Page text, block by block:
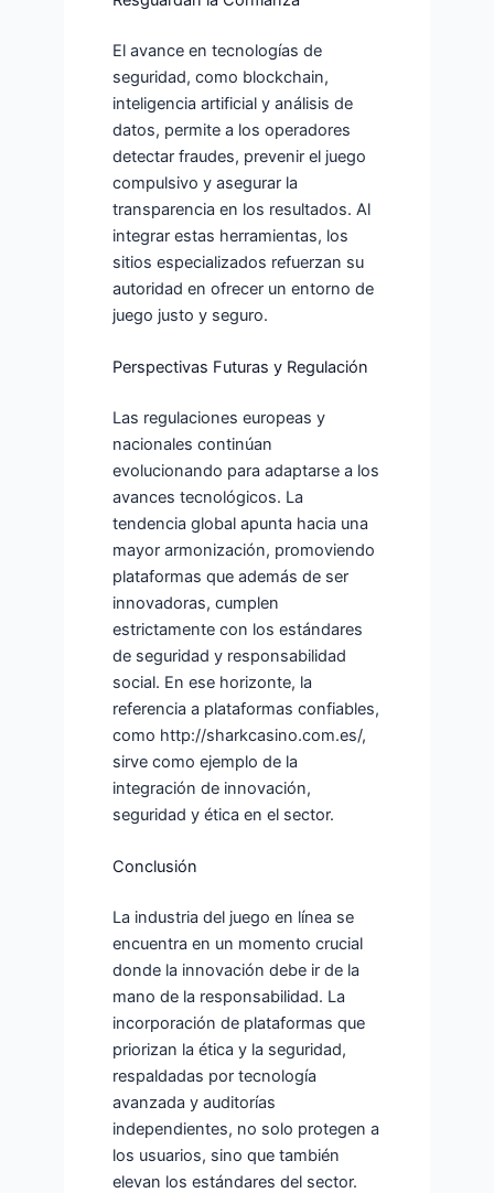
El avance en tecnologías de
seguridad, como blockchain,
inteligencia artificial y análisis de
datos, permite a los operadores
detectar fraudes, prevenir el juego
compulsivo y asegurar la
transparencia en los resultados. Al
integrar estas herramientas, los
sitios especializados refuerzan su
autoridad en ofrecer un entorno de
juego justo y seguro.
Perspectivas Futuras y Regulación
Las regulaciones europeas y
nacionales continúan
evolucionando para adaptarse a los
avances tecnológicos. La
tendencia global apunta hacia una
mayor armonización, promoviendo
plataformas que además de ser
innovadoras, cumplen
estrictamente con los estándares
de seguridad y responsabilidad
social. En ese horizonte, la
referencia a plataformas confiables,
como http://sharkcasino.com.es/,
sirve como ejemplo de la
integración de innovación,
seguridad y ética en el sector.
Conclusión
La industria del juego en línea se
encuentra en un momento crucial
donde la innovación debe ir de la
mano de la responsabilidad. La
incorporación de plataformas que
priorizan la ética y la seguridad,
respaldadas por tecnología
avanzada y auditorías
independientes, no solo protegen a
los usuarios, sino que también
elevan los estándares del sector.